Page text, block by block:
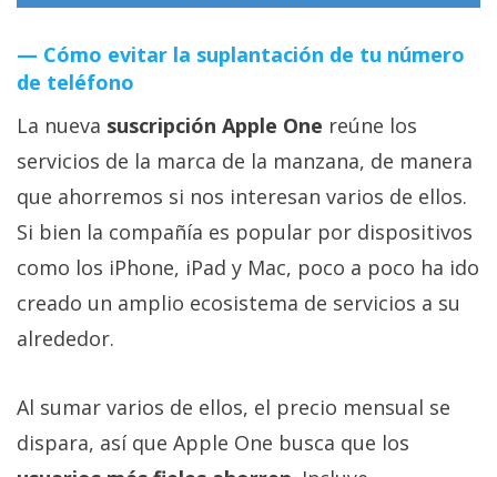
Sistemas
operativos
Profesional
+
temas
Foros
Cómo evitar la suplantación de tu número
de teléfono
La nueva suscripción Apple One reúne los
servicios de la marca de la manzana, de manera
que ahorremos si nos interesan varios de ellos.
Si bien la compañía es popular por dispositivos
como los iPhone, iPad y Mac, poco a poco ha ido
creado un amplio ecosistema de servicios a su
alrededor.
Al sumar varios de ellos, el precio mensual se
dispara, así que Apple One busca que los